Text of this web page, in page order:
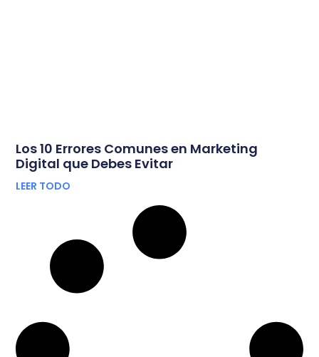
Los 10 Errores Comunes en Marketing
Digital que Debes Evitar
LEER TODO